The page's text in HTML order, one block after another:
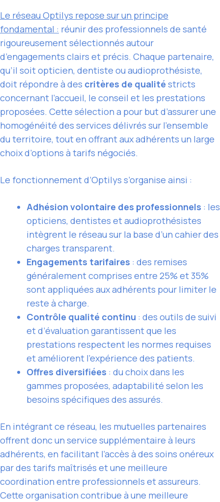
Le réseau Optilys repose sur un principe
fondamental : réunir des professionnels de santé
rigoureusement sélectionnés autour
d’engagements clairs et précis. Chaque partenaire,
qu’il soit opticien, dentiste ou audioprothésiste,
doit répondre à des critères de qualité stricts
concernant l’accueil, le conseil et les prestations
proposées. Cette sélection a pour but d’assurer une
homogénéité des services délivrés sur l’ensemble
du territoire, tout en offrant aux adhérents un large
choix d’options à tarifs négociés.
Le fonctionnement d’Optilys s’organise ainsi :
Adhésion volontaire des professionnels : les
opticiens, dentistes et audioprothésistes
intègrent le réseau sur la base d’un cahier des
charges transparent.
Engagements tarifaires : des remises
généralement comprises entre 25% et 35%
sont appliquées aux adhérents pour limiter le
reste à charge.
Contrôle qualité continu : des outils de suivi
et d’évaluation garantissent que les
prestations respectent les normes requises
et améliorent l’expérience des patients.
Offres diversifiées : du choix dans les
gammes proposées, adaptabilité selon les
besoins spécifiques des assurés.
En intégrant ce réseau, les mutuelles partenaires
offrent donc un service supplémentaire à leurs
adhérents, en facilitant l’accès à des soins onéreux
par des tarifs maîtrisés et une meilleure
coordination entre professionnels et assureurs.
Cette organisation contribue à une meilleure